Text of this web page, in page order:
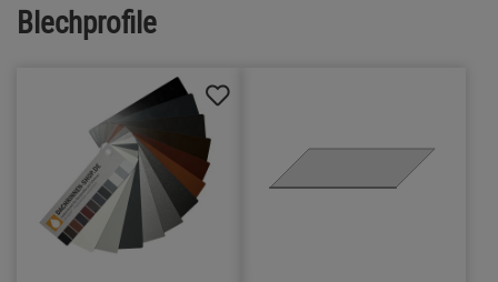
Blechprofile